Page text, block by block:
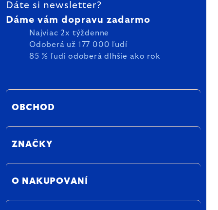
Dáte si newsletter?
Dáme vám dopravu zadarmo
Najviac 2x týždenne
Odoberá už 177 000 ľudí
85 % ľudí odoberá dlhšie ako rok
OBCHOD
ZNAČKY
O NAKUPOVANÍ